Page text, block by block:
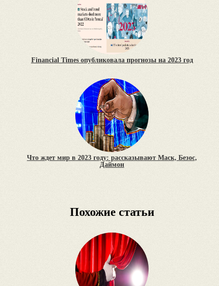
Financial Times опубликовала прогнозы на 2023 год
Что ждет мир в 2023 году: рассказывают Маск, Безос,
Даймон
Похожие статьи